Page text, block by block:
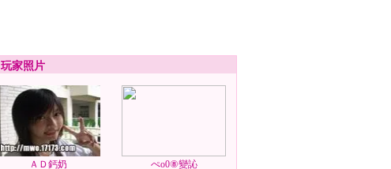
玩家照片
ＡＤ鈣奶 ぺo0⑧變訫